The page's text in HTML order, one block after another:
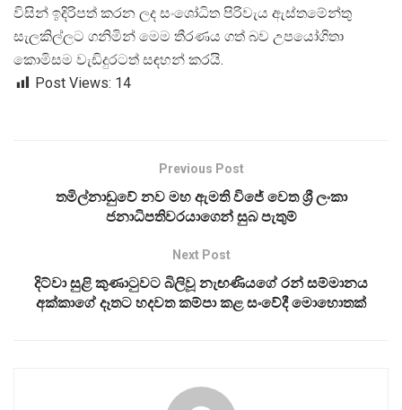
විසින් ඉදිරිපත් කරන ලද සංශෝධිත පිරිවැය ඇස්තමේන්තු
සැලකිල්ලට ගනිමින් මෙම තීරණය ගත් බව උපයෝගිතා
කොමිසම වැඩිදුරටත් සඳහන් කරයි.
Post Views: 14
Previous Post
තමිල්නාඩුවේ නව මහ ඇමති විජේ වෙත ශ්‍රී ලංකා
ජනාධිපතිවරයාගෙන් සුබ පැතුම්
Next Post
දිට්වා සුළි කුණාටුවට බිලිවූ නැඟණියගේ රන් සම්මානය
අක්කාගේ දෑතට හදවත කම්පා කළ සංවේදී මොහොතක්